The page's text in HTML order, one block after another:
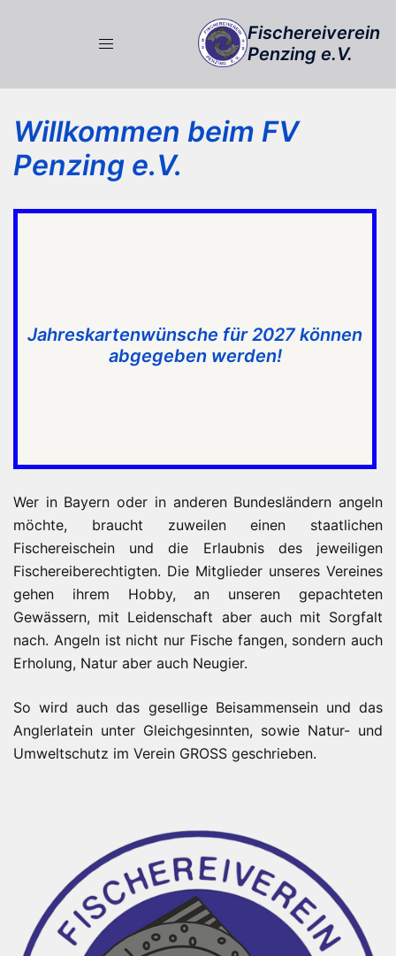
Fischereiverein
Penzing e.V.
Willkommen beim FV
Penzing e.V.
Jahreskartenwünsche für 2027 können
abgegeben werden!
Wer in Bayern oder in anderen Bundesländern angeln
möchte, braucht zuweilen einen staatlichen
Fischereischein und die Erlaubnis des jeweiligen
Fischereiberechtigten. Die Mitglieder unseres Vereines
gehen ihrem Hobby, an unseren gepachteten
Gewässern, mit Leidenschaft aber auch mit Sorgfalt
nach. Angeln ist nicht nur Fische fangen, sondern auch
Erholung, Natur aber auch Neugier.
So wird auch das gesellige Beisammensein und das
Anglerlatein unter Gleichgesinnten, sowie Natur- und
Umweltschutz im Verein GROSS geschrieben.